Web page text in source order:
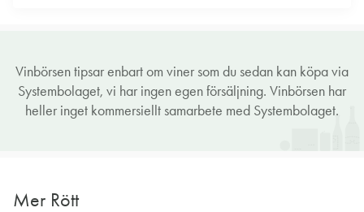
Vinbörsen tipsar enbart om viner som du sedan kan köpa via
Systembolaget, vi har ingen egen försäljning. Vinbörsen har
heller inget kommersiellt samarbete med Systembolaget.
Mer Rött